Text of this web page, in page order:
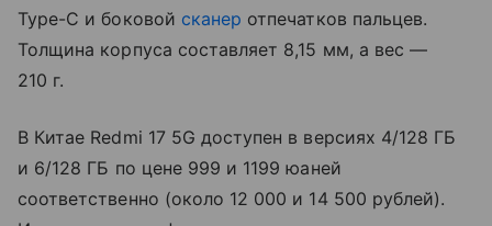
Type-C и боковой сканер отпечатков пальцев.
Толщина корпуса составляет 8,15 мм, а вес —
210 г.
В Китае Redmi 17 5G доступен в версиях 4/128 ГБ
и 6/128 ГБ по цене 999 и 1199 юаней
соответственно (около 12 000 и 14 500 рублей).